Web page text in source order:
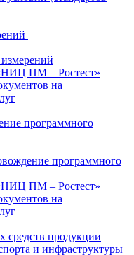
ПМ – Ростест»
на
программного
программного
ПМ – Ростест»
на
продукции
и инфраструктуры